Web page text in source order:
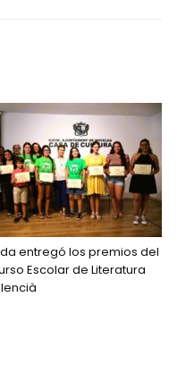
entregó los premios del
Escolar de Literatura